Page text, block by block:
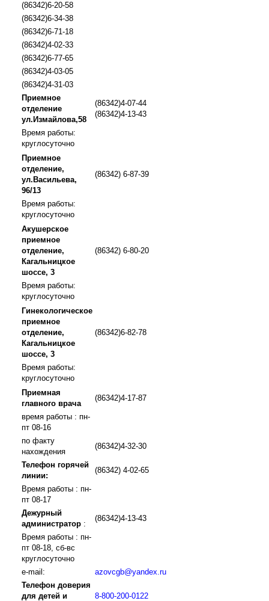
(86342)6-20-58
(86342)6-34-38
(86342)6-71-18
(86342)4-02-33
(86342)6-77-65
(86342)4-03-05
(86342)4-31-03
Приемное
отделение
ул.Измайлова,58
(86342)4-07-44
(86342)4-13-43
Время работы:
круглосуточно
Приемное
отделение,
ул.Васильева,
96/13
(86342) 6-87-39
Время работы:
круглосуточно
Акушерское
приемное
отделение,
Кагальницкое
шоссе, 3
(86342) 6-80-20
Время работы:
круглосуточно
Гинекологическое
приемное
отделение,
Кагальницкое
шоссе, 3
(86342)6-82-78
Время работы:
круглосуточно
Приемная
главного врача
(86342)4-17-87
время работы : пн-
пт 08-16
по факту
нахождения
(86342)4-32-30
Телефон горячей
линии:
(86342) 4-02-65
Время работы : пн-
пт 08-17
Дежурный
администратор :
(86342)4-13-43
Время работы : пн-
пт 08-18, сб-вс
круглосуточно
e-mail:
azovcgb@yandex.ru
Телефон доверия
для детей и
8-800-200-0122